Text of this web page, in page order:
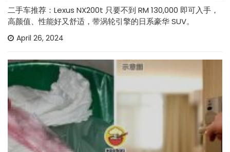
二手车推荐：Lexus NX200t 只要不到 RM 130,000 即可入手，
高颜值、性能好又舒适，带涡轮引擎的日系豪华 SUV。
April 26, 2024